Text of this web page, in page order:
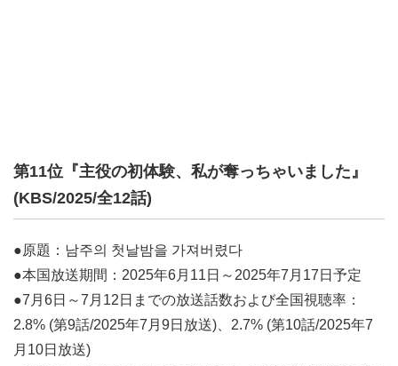
第11位『主役の初体験、私が奪っちゃいました』
(KBS/2025/全12話)
●原題：남주의 첫날밤을 가져버렸다
●本国放送期間：2025年6月11日～2025年7月17日予定
●7月6日～7月12日までの放送話数および全国視聴率：
2.8% (第9話/2025年7月9日放送)、2.7% (第10話/2025年7
月10日放送)